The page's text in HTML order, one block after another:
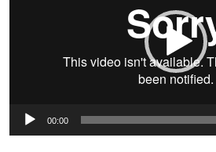
00:00